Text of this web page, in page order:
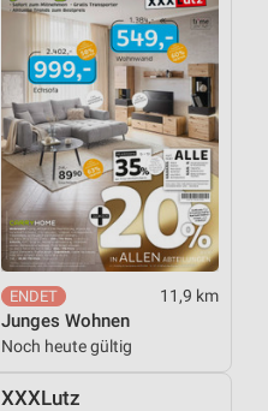
11,9 km
Junges Wohnen
Noch heute gültig
XXXLutz